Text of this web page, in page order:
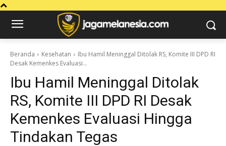
Beranda Kesehatan
Ibu Hamil Meninggal Ditolak RS, Komite III DPD RI
Desak Kemenkes Evaluasi...
Ibu Hamil Meninggal Ditolak
RS, Komite III DPD RI Desak
Kemenkes Evaluasi Hingga
Tindakan Tegas